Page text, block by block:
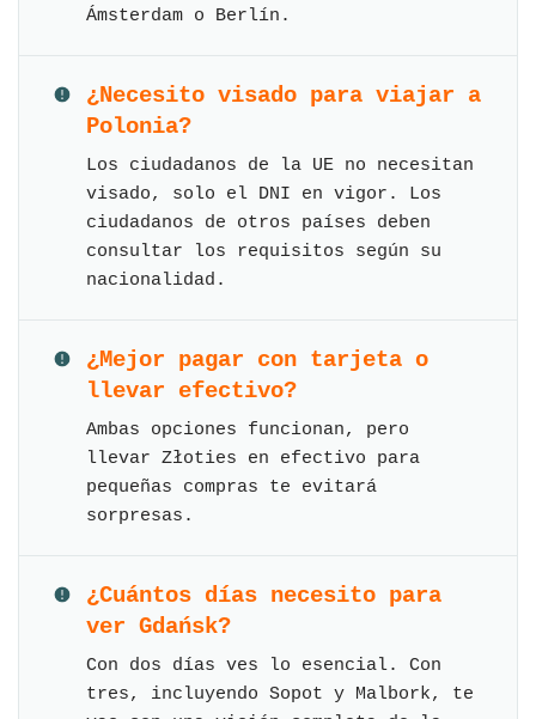
Ámsterdam o Berlín.
¿Necesito visado para viajar a
Polonia?
Los ciudadanos de la UE no necesitan
visado, solo el DNI en vigor. Los
ciudadanos de otros países deben
consultar los requisitos según su
nacionalidad.
¿Mejor pagar con tarjeta o
llevar efectivo?
Ambas opciones funcionan, pero
llevar Złoties en efectivo para
pequeñas compras te evitará
sorpresas.
¿Cuántos días necesito para
ver Gdańsk?
Con dos días ves lo esencial. Con
tres, incluyendo Sopot y Malbork, te